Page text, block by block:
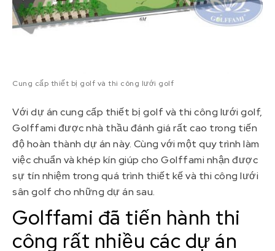
Cung cấp thiết bị golf và thi công lưới golf
Với dự án cung cấp thiết bị golf và thi công lưới golf,
Golffami được nhà thầu đánh giá rất cao trong tiến
độ hoàn thành dự án này. Cùng với một quy trình làm
việc chuẩn và khép kín giúp cho Golffami nhận được
sự tín nhiệm trong quá trình thiết kế và thi công lưới
sân golf cho những dự án sau.
Golffami đã tiến hành thi
công rất nhiều các dự án